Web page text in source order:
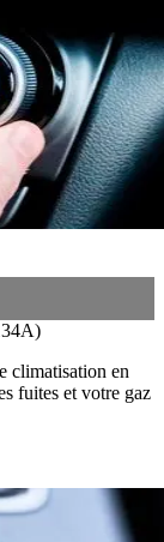
climatisation en
fuites et votre gaz